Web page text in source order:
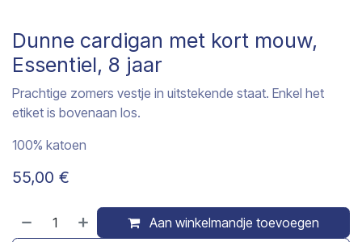
Dunne cardigan met kort mouw,
Essentiel, 8 jaar
Prachtige zomers vestje in uitstekende staat. Enkel het
etiket is bovenaan los.
100% katoen
55,00 €
Aan winkelmandje toevoegen